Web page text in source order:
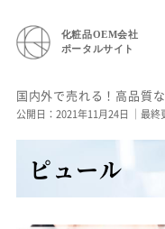
化粧品OEM会社
ポータルサイト
国内外で売れる！高品質
公開日：2021年11月24日 ｜最
ピュール